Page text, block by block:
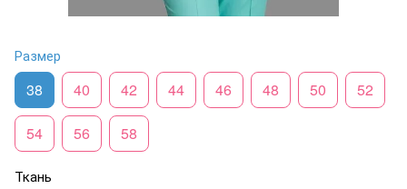
Размер
38 40 42 44 46 48 50 52
54 56 58
Ткань